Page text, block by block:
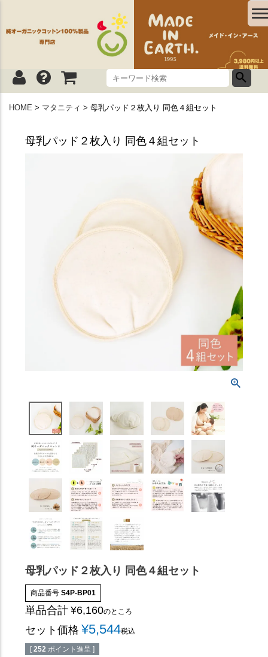
HOME マタニティ 母乳パッド２枚入り 同色４組セット
母乳パッド２枚入り 同色４組セット
母乳パッド２枚入り 同色４組セット
商品番号 S4P-BP01
単品合計 ¥6,160のところ
セット価格 ¥5,544税込
[ 252 ポイント進呈 ]